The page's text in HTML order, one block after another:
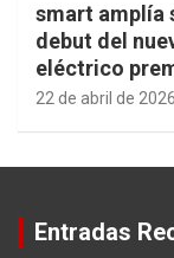
smart amplía
debut del
eléctrico
22 de abril de 2026
Entradas